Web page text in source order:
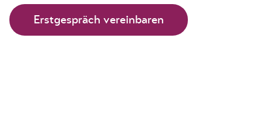
Erstgespräch vereinbaren